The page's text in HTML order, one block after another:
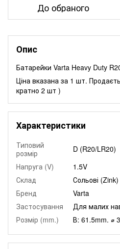
До обраного
Опис
Батарейки Varta Heavy Duty
Ціна вказана за 1 шт.
кратно 2 шт )
Характеристики
Типовий
розмір
D (R20/LR20)
Напруга (V)
1.5V
Склад
Сольові (Zink)
Бренд
Varta
Застосування
Для малих
Розмір (mm.)
В: 61.5mm. ⌀